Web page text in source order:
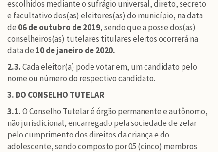
escolhidos mediante o sufrágio universal, direto, secreto
e facultativo dos(as) eleitores(as) do município, na data
de 06 de outubro de 2019, sendo que a posse dos(as)
conselheiros(as) tutelares titulares eleitos ocorrerá na
data de 10 de janeiro de 2020.
2.3.Cada eleitor(a) pode votar em, um candidato pelo
nome ou número do respectivo candidato.
3. DO CONSELHO TUTELAR
3.1.O Conselho Tutelar é órgão permanente e autônomo,
não jurisdicional, encarregado pela sociedade de zelar
pelo cumprimento dos direitos da criança e do
adolescente, sendo composto por 05 (cinco) membros